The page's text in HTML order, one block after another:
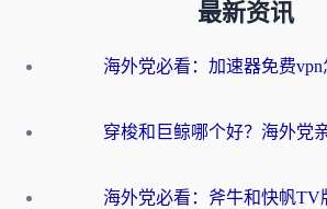
最新资讯